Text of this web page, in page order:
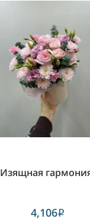
Изящная
4,106i